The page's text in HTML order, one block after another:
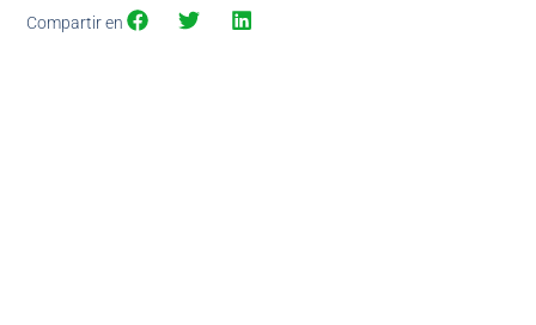
Compartir en